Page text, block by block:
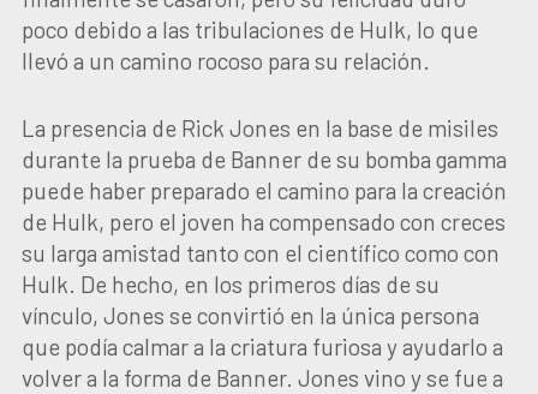
poco debido a las tribulaciones de Hulk, lo que
llevó a un camino rocoso para su relación.
La presencia de Rick Jones en la base de misiles
durante la prueba de Banner de su bomba gamma
puede haber preparado el camino para la creación
de Hulk, pero el joven ha compensado con creces
su larga amistad tanto con el científico como con
Hulk. De hecho, en los primeros días de su
vínculo, Jones se convirtió en la única persona
que podía calmar a la criatura furiosa y ayudarlo a
volver a la forma de Banner. Jones vino y se fue a